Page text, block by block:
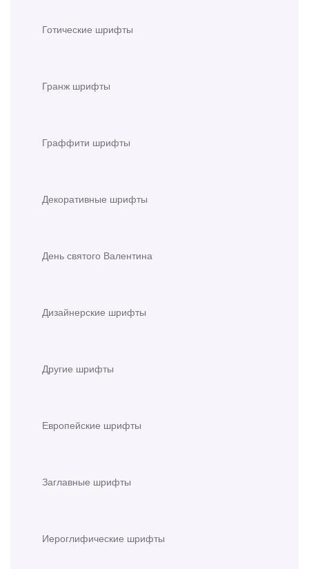
Готические шрифты
Гранж шрифты
Граффити шрифты
Декоративные шрифты
День святого Валентина
Дизайнерские шрифты
Другие шрифты
Европейские шрифты
Заглавные шрифты
Иероглифические шрифты